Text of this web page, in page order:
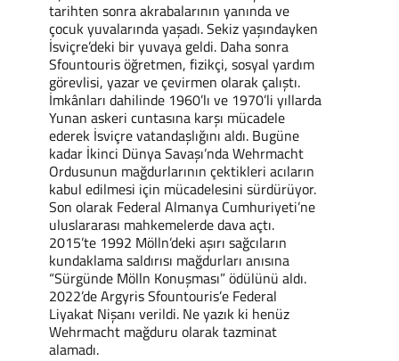
tarihten sonra akrabalarının yanında ve
çocuk yuvalarında yaşadı. Sekiz yaşındayken
İsviçre’deki bir yuvaya geldi. Daha sonra
Sfountouris öğretmen, fizikçi, sosyal yardım
görevlisi, yazar ve çevirmen olarak çalıştı.
İmkânları dahilinde 1960’lı ve 1970’li yıllarda
Yunan askeri cuntasına karşı mücadele
ederek İsviçre vatandaşlığını aldı. Bugüne
kadar İkinci Dünya Savaşı’nda Wehrmacht
Ordusunun mağdurlarının çektikleri acıların
kabul edilmesi için mücadelesini sürdürüyor.
Son olarak Federal Almanya Cumhuriyeti’ne
uluslararası mahkemelerde dava açtı.
2015’te 1992 Mölln’deki aşırı sağcıların
kundaklama saldırısı mağdurları anısına
“Sürgünde Mölln Konuşması” ödülünü aldı.
2022’de Argyris Sfountouris’e Federal
Liyakat Nişanı verildi. Ne yazık ki henüz
Wehrmacht mağduru olarak tazminat
alamadı.